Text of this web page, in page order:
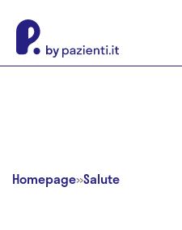
Homepage»Salute